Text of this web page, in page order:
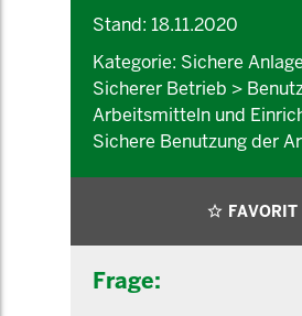
Stand: 18.11.2020
Kategorie: Sichere
Sicherer Betrieb >
Arbeitsmitteln und
Sichere Benutzung der
FAVORIT
Frage: